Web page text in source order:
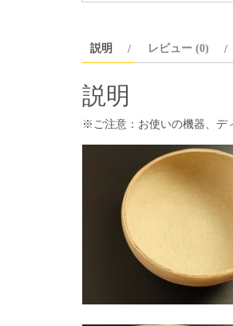
説明 レビュー (0)
説明
※ご注意：お使いの機器、デ